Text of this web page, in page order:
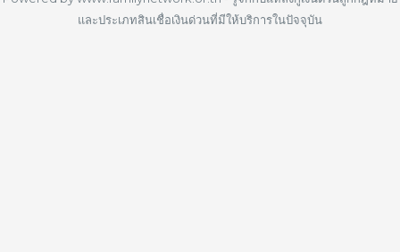
และประเภทสินเชื่อเงินด่วนที่มีให้บริการในปัจจุบัน